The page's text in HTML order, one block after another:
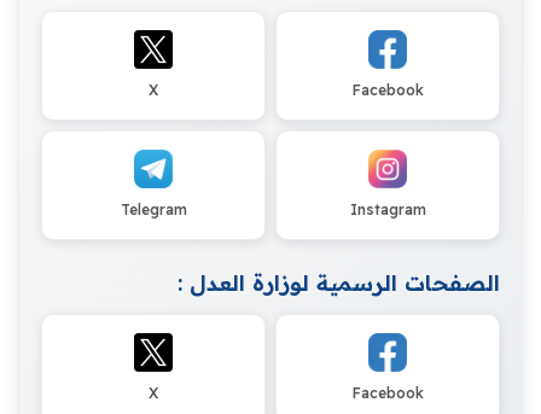
Facebook
X
Instagram
Telegram
الصفحات الرسمية لوزارة العدل :
Facebook
X